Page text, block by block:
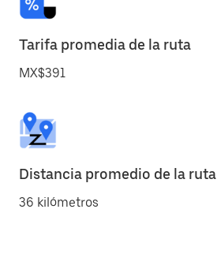
Tarifa promedia de la ruta
MX$391
Distancia promedio de la ruta
36 kilómetros